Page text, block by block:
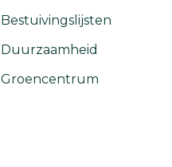
Bestuivingslijsten
Duurzaamheid
Groencentrum